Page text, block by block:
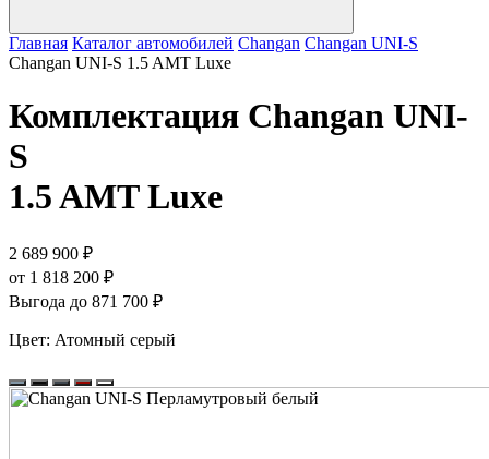
Главная Каталог автомобилей Changan Changan UNI-S
Changan UNI-S 1.5 AMT Luxe
Комплектация Changan UNI-
S
1.5 AMT Luxe
2 689 900 ₽
от 1 818 200 ₽
Выгода до 871 700 ₽
Цвет: Атомный серый